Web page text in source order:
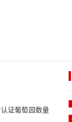
证葡萄园数量